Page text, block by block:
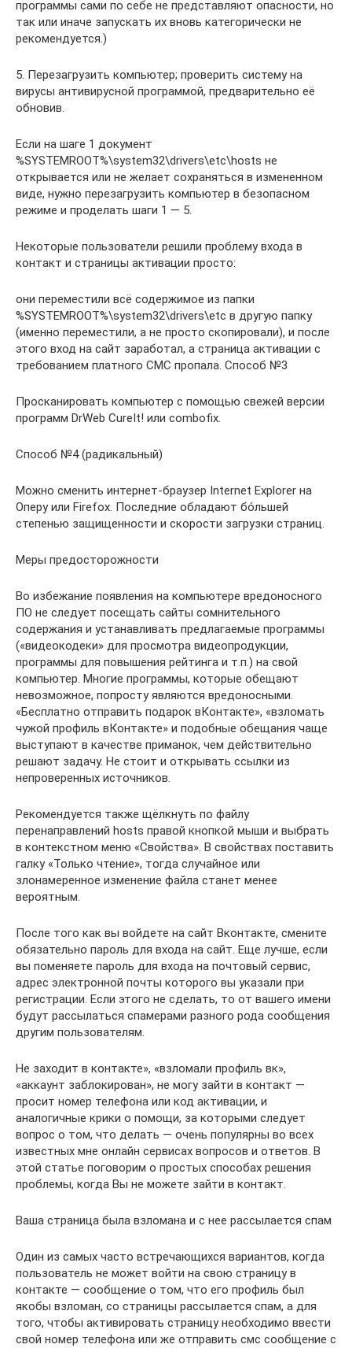
программы сами по себе не представляют опасности, но
так или иначе запускать их вновь категорически не
рекомендуется.)
5. Перезагрузить компьютер; проверить систему на
вирусы антивирусной программой, предварительно её
обновив.
Если на шаге 1 документ
%SYSTEMROOT%\system32\drivers\etc\hosts не
открывается или не желает сохраняться в измененном
виде, нужно перезагрузить компьютер в безопасном
режиме и проделать шаги 1 — 5.
Некоторые пользователи решили проблему входа в
контакт и страницы активации просто:
они переместили всё содержимое из папки
%SYSTEMROOT%\system32\drivers\etc в другую папку
(именно переместили, а не просто скопировали), и после
этого вход на сайт заработал, а страница активации с
требованием платного СМС пропала. Способ №3
Просканировать компьютер с помощью свежей версии
программ DrWeb CureIt! или combofix.
Способ №4 (радикальный)
Можно сменить интернет-браузер Internet Explorer на
Оперу или Firefox. Последние обладают бóльшей
степенью защищенности и скорости загрузки страниц.
Меры предосторожности
Во избежание появления на компьютере вредоносного
ПО не следует посещать сайты сомнительного
содержания и устанавливать предлагаемые программы
(«видеокодеки» для просмотра видеопродукции,
программы для повышения рейтинга и т.п.) на свой
компьютер. Многие программы, которые обещают
невозможное, попросту являются вредоносными.
«Бесплатно отправить подарок вКонтакте», «взломать
чужой профиль вКонтакте» и подобные обещания чаще
выступают в качестве приманок, чем действительно
решают задачу. Не стоит и открывать ссылки из
непроверенных источников.
Рекомендуется также щёлкнуть по файлу
перенаправлений hosts правой кнопкой мыши и выбрать
в контекстном меню «Свойства». В свойствах поставить
галку «Только чтение», тогда случайное или
злонамеренное изменение файла станет менее
вероятным.
После того как вы войдете на сайт Вконтакте, смените
обязательно пароль для входа на сайт. Еще лучше, если
вы поменяете пароль для входа на почтовый сервис,
адрес электронной почты которого вы указали при
регистрации. Если этого не сделать, то от вашего имени
будут рассылаться спамерами разного рода сообщения
другим пользователям.
Не заходит в контакте», «взломали профиль вк»,
«аккаунт заблокирован», не могу зайти в контакт —
просит номер телефона или код активации, и
аналогичные крики о помощи, за которыми следует
вопрос о том, что делать — очень популярны во всех
известных мне онлайн сервисах вопросов и ответов. В
этой статье поговорим о простых способах решения
проблемы, когда Вы не можете зайти в контакт.
Ваша страница была взломана и с нее рассылается спам
Один из самых часто встречающихся вариантов, когда
пользователь не может войти на свою страницу в
контакте — сообщение о том, что его профиль был
якобы взломан, со страницы рассылается спам, а для
того, чтобы активировать страницу необходимо ввести
свой номер телефона или же отправить смс сообщение с